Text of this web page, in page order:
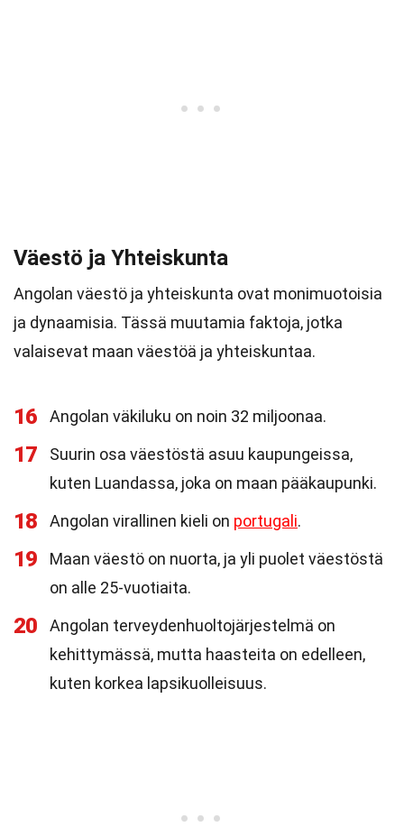
Väestö ja Yhteiskunta
Angolan väestö ja yhteiskunta ovat monimuotoisia
ja dynaamisia. Tässä muutamia faktoja, jotka
valaisevat maan väestöä ja yhteiskuntaa.
16 Angolan väkiluku on noin 32 miljoonaa.
17
Suurin osa väestöstä asuu kaupungeissa,
kuten Luandassa, joka on maan pääkaupunki.
18 Angolan virallinen kieli on portugali.
19
Maan väestö on nuorta, ja yli puolet väestöstä
on alle 25-vuotiaita.
20
Angolan terveydenhuoltojärjestelmä on
kehittymässä, mutta haasteita on edelleen,
kuten korkea lapsikuolleisuus.